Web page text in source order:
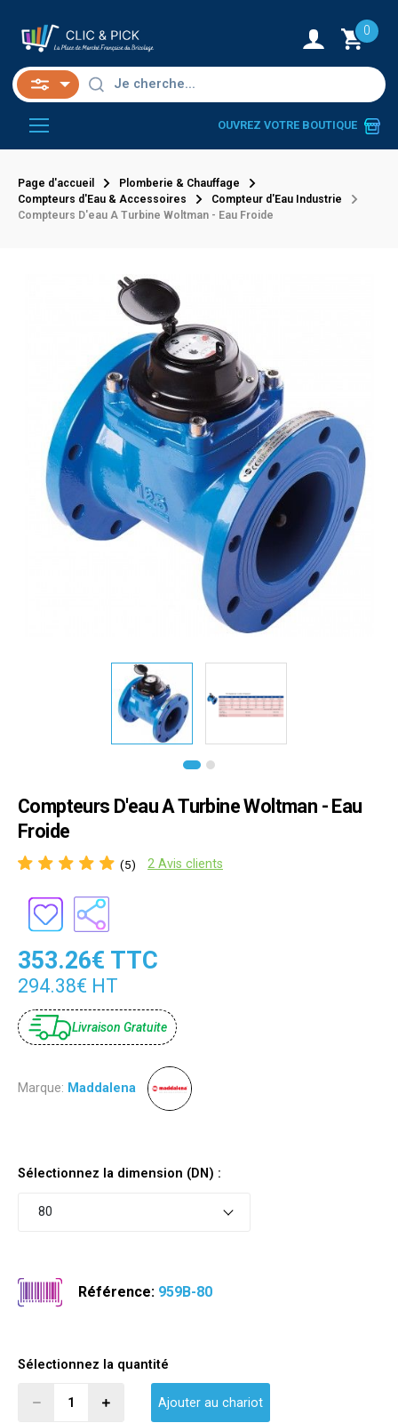
0
OUVREZ VOTRE BOUTIQUE
Page d'accueil
Plomberie & Chauffage
Compteurs d'Eau & Accessoires
Compteur d'Eau Industrie
Compteurs D'eau A Turbine Woltman - Eau Froide
Compteurs D'eau A Turbine Woltman - Eau
Froide
(5) 2 Avis clients
353.26€ TTC
294.38€ HT
Livraison Gratuite
Marque: Maddalena
Sélectionnez la dimension (DN) :
80
Référence: 959B-80
Sélectionnez la quantité
Ajouter au chariot